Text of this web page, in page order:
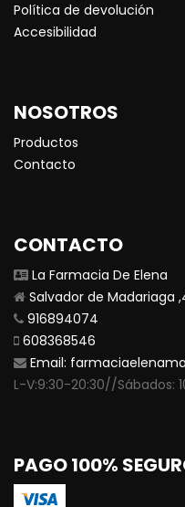
Política de devolución
Accesibilidad
NOSOTROS
Productos
Contacto
CONTACTO
La Farmacia De Elena
Salvador de Madariaga
916894074
608368546
Email:
L-V:9:30-20:30//Sábados:
PAGO 100%